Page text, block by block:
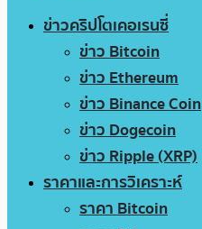
ข่าวคริปโตเคอเรนซี่
ข่าว Bitcoin
ข่าว Ethereum
ข่าว Binance Coin
ข่าว Dogecoin
ข่าว Ripple (XRP)
ราคาและการวิเคราะห์
ราคา Bitcoin